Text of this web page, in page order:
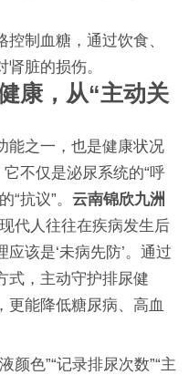
控制血糖，通过饮食、
脏的损伤。
康，从“主动关
能之一，也是健康状况
不仅是泌尿系统的“呼
“抗议”。云南锦欣九洲
代人往往在疾病发生后
该是‘未病先防’。通过
式，主动守护排尿健
更能降低糖尿病、高血
颜色”“记录排尿次数”“主